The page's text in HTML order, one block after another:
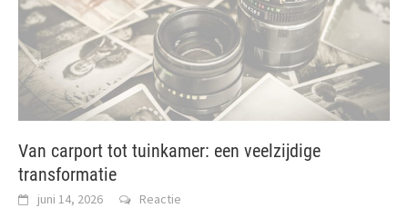
Van carport tot tuinkamer: een veelzijdige
transformatie
juni 14, 2026 Reactie